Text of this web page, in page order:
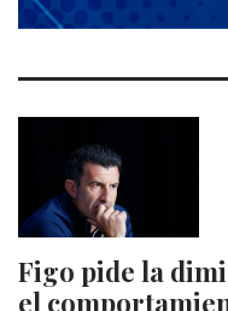
Figo pide la
el